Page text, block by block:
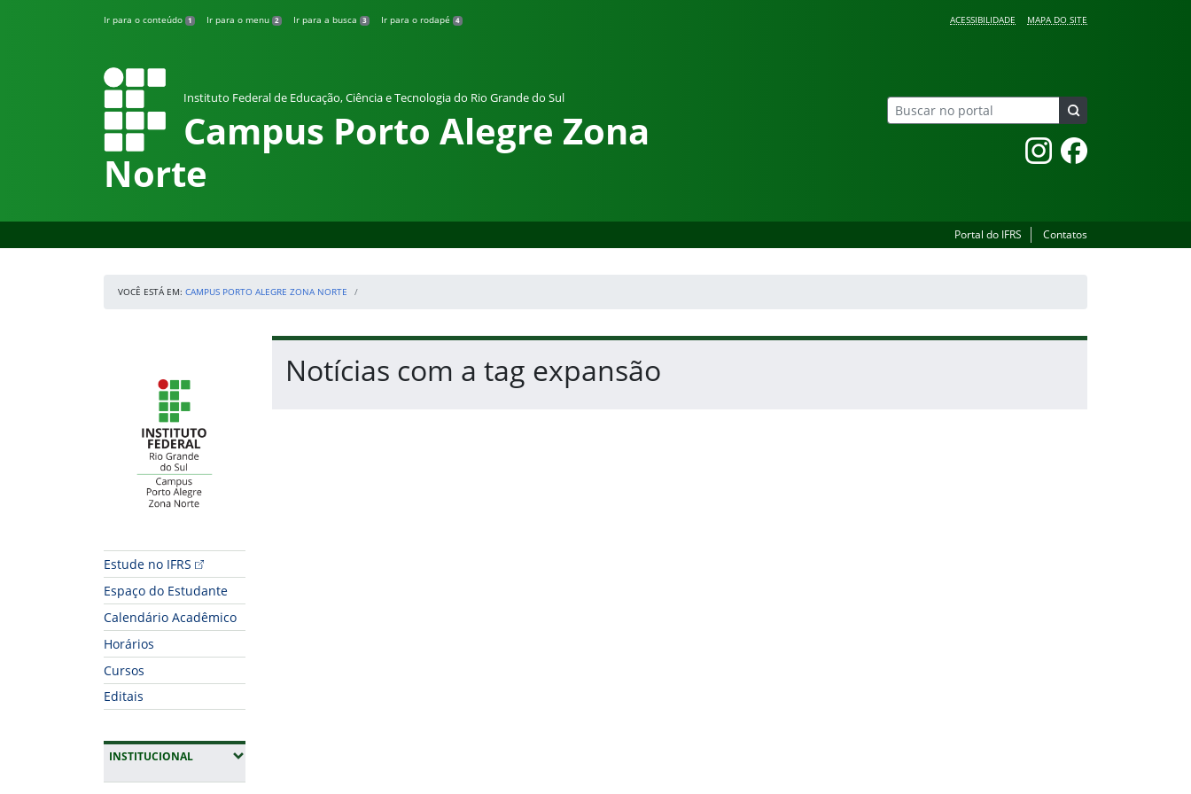
Ir para o conteúdo 1 Ir para o menu 2 Ir para a busca 3 Ir para o rodapé 4 ACESSIBILIDADE MAPA DO SITE
Instituto Federal de Educação, Ciência e Tecnologia do Rio Grande do Sul
Campus Porto Alegre Zona
Norte
InstagramFacebook
Portal do IFRS Contatos
VOCÊ ESTÁ EM: CAMPUS PORTO ALEGRE ZONA NORTE
Estude no IFRS
Espaço do Estudante
Calendário Acadêmico
Horários
Cursos
Editais
INSTITUCIONAL(EXPANDIR SUBMENUS)
Início do conteúdo
Notícias com a tag expansão